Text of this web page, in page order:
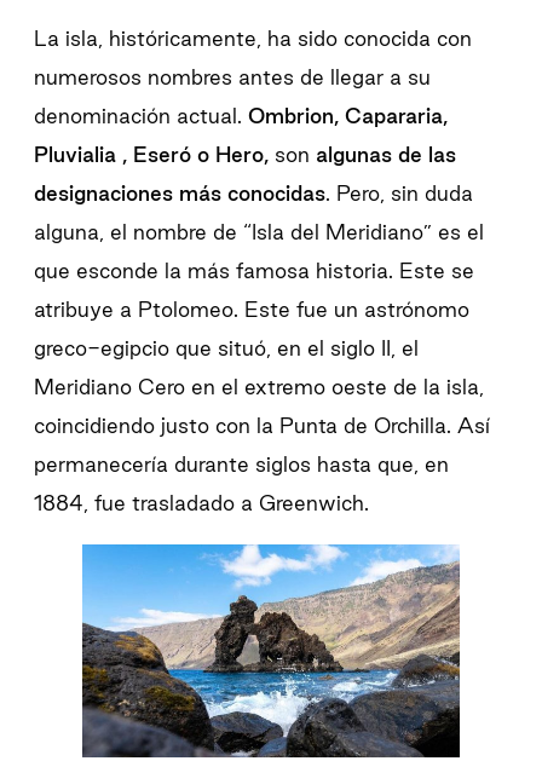
La isla, históricamente, ha sido conocida con
numerosos nombres antes de llegar a su
denominación actual. Ombrion, Capararia,
Pluvialia , Eseró o Hero, son algunas de las
designaciones más conocidas. Pero, sin duda
alguna, el nombre de “Isla del Meridiano” es el
que esconde la más famosa historia. Este se
atribuye a Ptolomeo. Este fue un astrónomo
greco-egipcio que situó, en el siglo II, el
Meridiano Cero en el extremo oeste de la isla,
coincidiendo justo con la Punta de Orchilla. Así
permanecería durante siglos hasta que, en
1884, fue trasladado a Greenwich.